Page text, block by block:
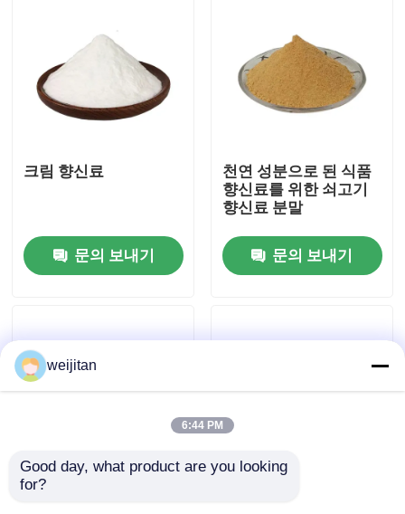
화면
우리에 대하여
품질 관리
인용문을 요구하세요
크림 향신료
문의 보내기
천연 성분으로 된 식품
향신료를 위한 쇠고기
향신료 분말
문의 보내기
맛있는 BBQ 향신료 가
weijitan
6:44 PM
Good day, what product are you looking
for?